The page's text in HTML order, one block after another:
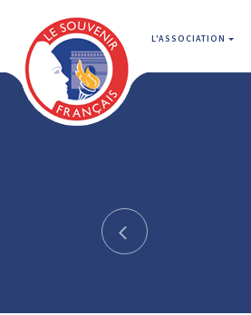
L'ASSOCIATION